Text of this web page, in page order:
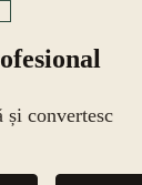
și convertesc